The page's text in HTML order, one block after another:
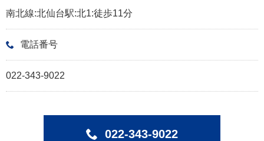
南北線:北仙台駅:北1:徒歩11分
電話番号
022-343-9022
022-343-9022